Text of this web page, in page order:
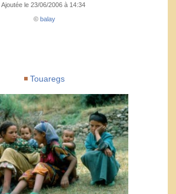
Ajoutée le 23/06/2006 à 14:34
© balay
Touaregs